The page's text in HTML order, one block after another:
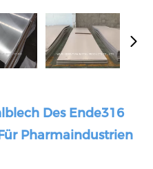
Des Ende316
Pharmaindustrien